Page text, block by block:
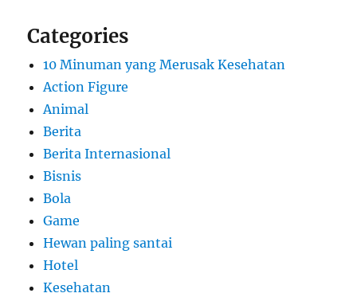
Categories
10 Minuman yang Merusak Kesehatan
Action Figure
Animal
Berita
Berita Internasional
Bisnis
Bola
Game
Hewan paling santai
Hotel
Kesehatan